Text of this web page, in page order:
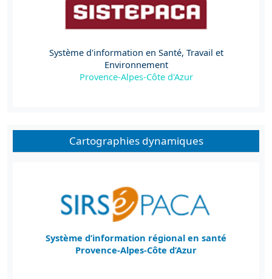
Système d'information en Santé, Travail et
Environnement
Provence-Alpes-Côte d'Azur
Cartographies dynamiques
Système d’information régional en santé
Provence-Alpes-Côte d’Azur